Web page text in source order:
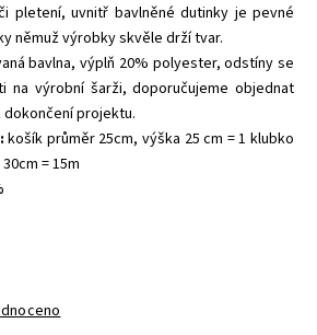
pletení, uvnitř bavlněné dutinky je pevné
němuž výrobky skvěle drží tvar.
bavlna, výplň 20% polyester, odstíny se
na výrobní šarži, doporučujeme objednat
projektu.
košík průměr 25cm, výška 25 cm = 1 klubko
= 15m